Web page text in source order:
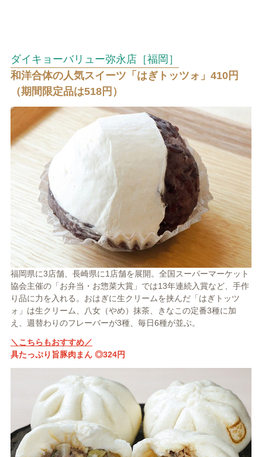
ダイキョーバリュー弥永店［福岡］
和洋合体の人気スイーツ「はぎトッツォ」410円
（期間限定品は518円）
福岡県に3店舗、長崎県に1店舗を展開。全国スーパーマーケット
協会主催の「お弁当・お惣菜大賞」では13年連続入賞など、手作
り品に力を入れる。おはぎに生クリームを挟んだ「はぎトッツ
ォ」は生クリーム、八女（やめ）抹茶、きなこの定番3種に加
え、週替わりのフレーバーが3種、毎日6種が並ぶ。
＼こちらもおすすめ／
具たっぷり旨豚肉まん ◎324円